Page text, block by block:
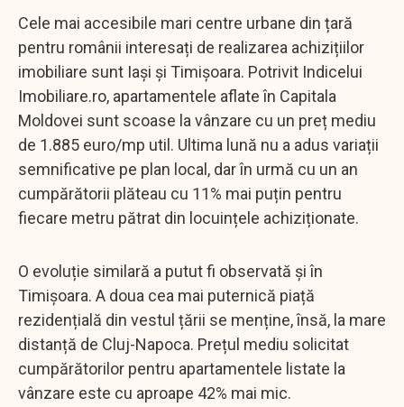
Cele mai accesibile mari centre urbane din țară
pentru românii interesați de realizarea achizițiilor
imobiliare sunt Iași și Timișoara. Potrivit Indicelui
Imobiliare.ro, apartamentele aflate în Capitala
Moldovei sunt scoase la vânzare cu un preț mediu
de 1.885 euro/mp util. Ultima lună nu a adus variații
semnificative pe plan local, dar în urmă cu un an
cumpărătorii plăteau cu 11% mai puțin pentru
fiecare metru pătrat din locuințele achiziționate.
O evoluție similară a putut fi observată și în
Timișoara. A doua cea mai puternică piață
rezidențială din vestul țării se menține, însă, la mare
distanță de Cluj-Napoca. Prețul mediu solicitat
cumpărătorilor pentru apartamentele listate la
vânzare este cu aproape 42% mai mic.